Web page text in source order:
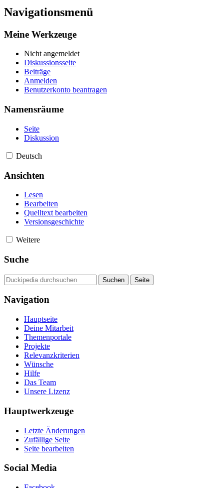
Navigationsmenü
Meine Werkzeuge
Nicht angemeldet
Diskussionsseite
Beiträge
Anmelden
Benutzerkonto beantragen
Namensräume
Seite
Diskussion
Deutsch
Ansichten
Lesen
Bearbeiten
Quelltext bearbeiten
Versionsgeschichte
Weitere
Suche
Navigation
Hauptseite
Deine Mitarbeit
Themenportale
Projekte
Relevanzkriterien
Wünsche
Hilfe
Das Team
Unsere Lizenz
Hauptwerkzeuge
Letzte Änderungen
Zufällige Seite
Seite bearbeiten
Social Media